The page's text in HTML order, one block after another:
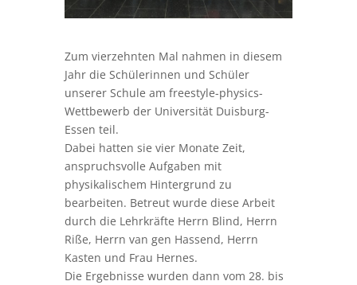
Zum vierzehnten Mal nahmen in diesem
Jahr die Schülerinnen und Schüler
unserer Schule am freestyle-physics-
Wettbewerb der Universität Duisburg-
Essen teil.
Dabei hatten sie vier Monate Zeit,
anspruchsvolle Aufgaben mit
physikalischem Hintergrund zu
bearbeiten. Betreut wurde diese Arbeit
durch die Lehrkräfte Herrn Blind, Herrn
Riße, Herrn van gen Hassend, Herrn
Kasten und Frau Hernes.
Die Ergebnisse wurden dann vom 28. bis